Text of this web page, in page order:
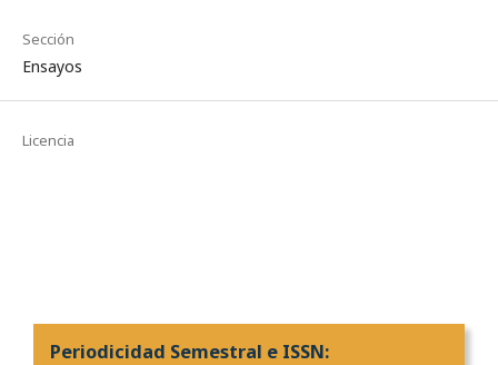
Sección
Ensayos
Licencia
Periodicidad Semestral e ISSN: